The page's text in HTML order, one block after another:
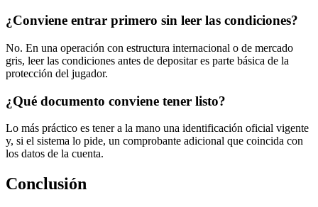
¿Conviene entrar primero sin leer las condiciones?
No. En una operación con estructura internacional o de mercado
gris, leer las condiciones antes de depositar es parte básica de la
protección del jugador.
¿Qué documento conviene tener listo?
Lo más práctico es tener a la mano una identificación oficial vigente
y, si el sistema lo pide, un comprobante adicional que coincida con
los datos de la cuenta.
Conclusión